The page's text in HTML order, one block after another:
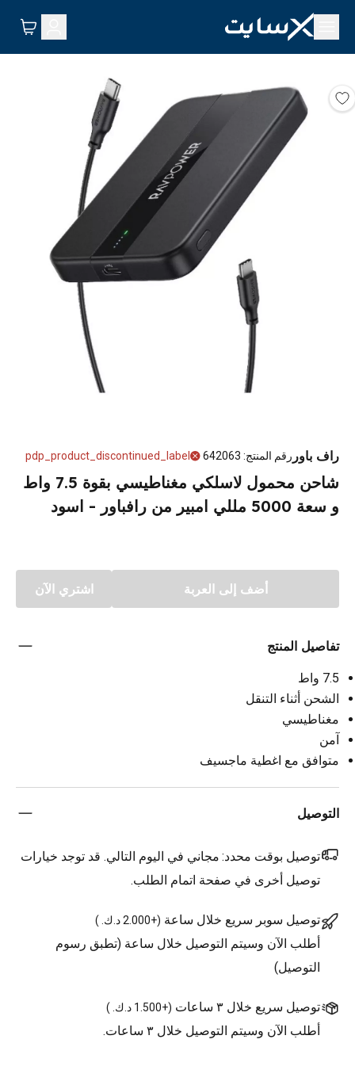
راف باور رقم المنتج:
642063
pdp_product_discontinued_label
شاحن محمول لاسلكي مغناطيسي بقوة 7.5 واط
و سعة 5000 مللي امبير من رافباور - اسود
أضف إلى العربة اشتري الآن
تفاصيل المنتج
7.5 واط
الشحن أثناء التنقل
مغناطيسي
آمن
متوافق مع اغطية ماجسيف
التوصيل
توصيل بوقت محدد: مجاني في اليوم التالي. قد توجد خيارات
توصيل أخرى في صفحة اتمام الطلب.
توصيل سوبر سريع خلال ساعة (+2.000 د.ك. )
أطلب الآن وسيتم التوصيل خلال ساعة (تطبق رسوم
التوصيل)
توصيل سريع خلال ٣ ساعات (+1.500 د.ك. )
أطلب الآن وسيتم التوصيل خلال ٣ ساعات.